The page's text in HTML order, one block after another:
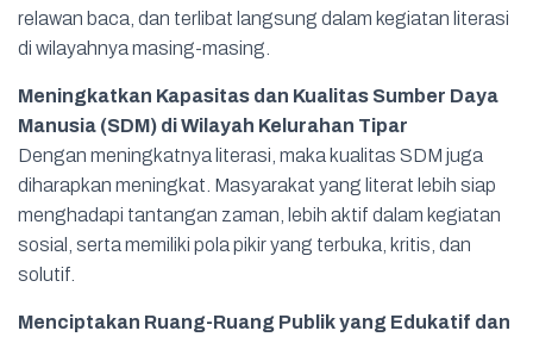
relawan baca, dan terlibat langsung dalam kegiatan literasi
di wilayahnya masing-masing.
Meningkatkan Kapasitas dan Kualitas Sumber Daya
Manusia (SDM) di Wilayah Kelurahan Tipar
Dengan meningkatnya literasi, maka kualitas SDM juga
diharapkan meningkat. Masyarakat yang literat lebih siap
menghadapi tantangan zaman, lebih aktif dalam kegiatan
sosial, serta memiliki pola pikir yang terbuka, kritis, dan
solutif.
Menciptakan Ruang-Ruang Publik yang Edukatif dan